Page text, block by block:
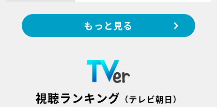
もっと見る
視聴ランキング （テレビ朝日）